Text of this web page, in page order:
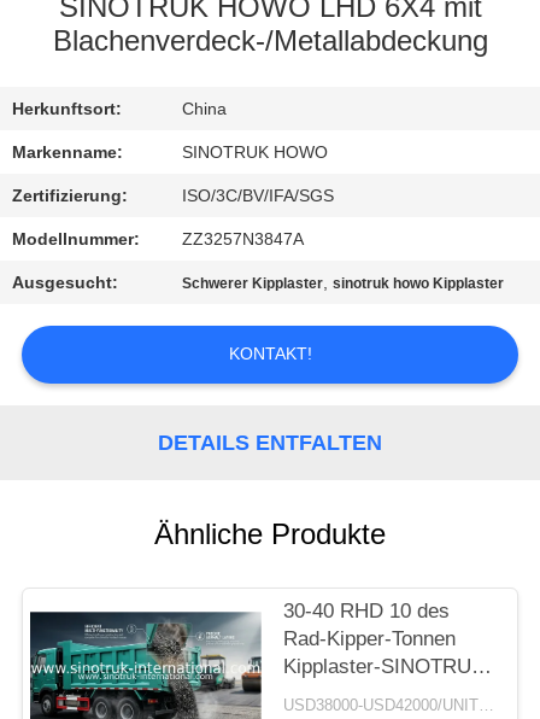
MIT
UNS
BITTE
UM
ANGEBOT
SINOTRUK HOWO LHD 6X4 mit
Blachenverdeck-/Metallabdeckung
Herkunftsort: China
Markenname: SINOTRUK HOWO
Zertifizierung: ISO/3C/BV/IFA/SGS
Modellnummer: ZZ3257N3847A
Ausgesucht: Schwerer Kipplaster,sinotruk howo Kipplaster
KONTAKT!
DETAILS ENTFALTEN
Ähnliche Produkte
30-40 RHD 10 des
Rad-Kipper-Tonnen
Kipplaster-SINOTRUK
HOWO A7 für Bau
USD38000-USD42000/UNIT)negotiation MOQ:1 EINHEIT